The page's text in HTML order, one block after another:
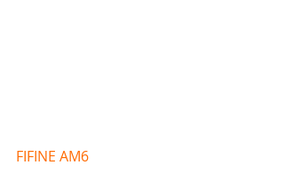
FIFINE AM6